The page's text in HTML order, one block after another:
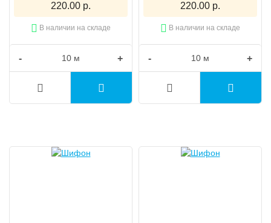
220.00 р.
В наличии на складе
- +
220.00 р.
В наличии на складе
- +